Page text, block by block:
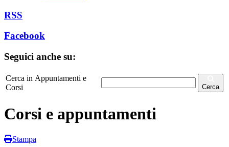
RSS
Facebook
Seguici anche su:
Cerca in Appuntamenti e
Corsi
Cerca
Corsi e appuntamenti
Stampa